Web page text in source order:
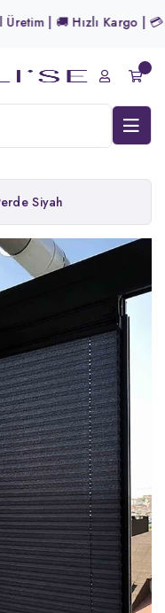
| 🚚 Hızlı Kargo | 💳
Siyah